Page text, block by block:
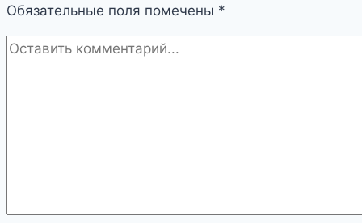
Обязательные поля помечены *